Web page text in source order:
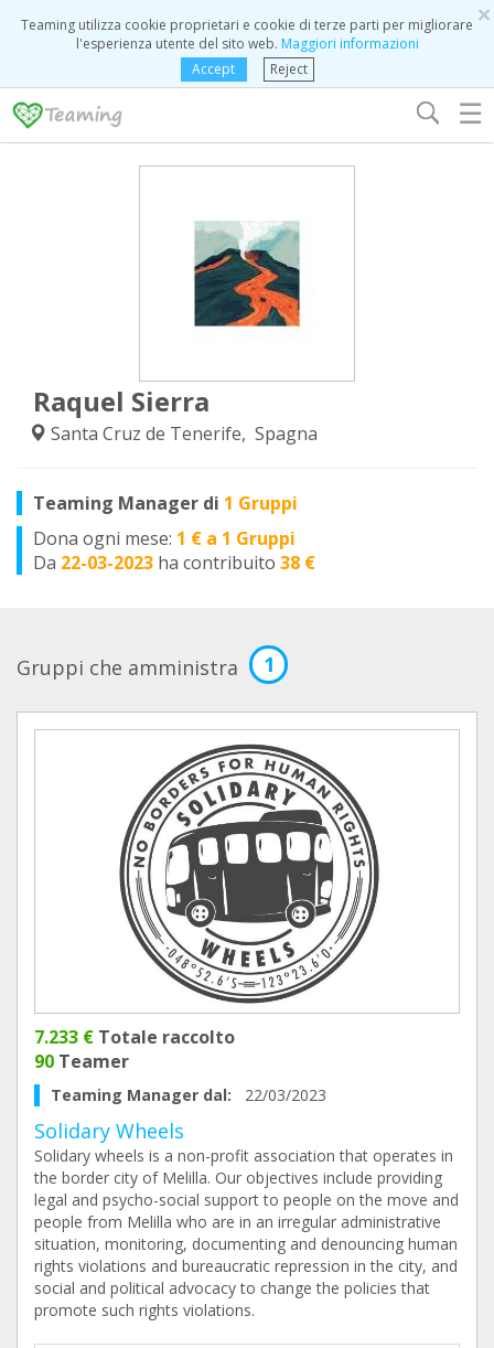
×
Teaming utilizza cookie proprietari e cookie di terze parti per migliorare
l'esperienza utente del sito web. Maggiori informazioni
Accept
Reject
☰
Raquel Sierra
Santa Cruz de Tenerife, Spagna
Teaming Manager di 1 Gruppi
Dona ogni mese: 1 € a 1 Gruppi
Da 22-03-2023 ha contribuito 38 €
Gruppi che amministra 1
7.233 € Totale raccolto
90 Teamer
Teaming Manager dal: 22/03/2023
Solidary Wheels
Solidary wheels is a non-profit association that operates in
the border city of Melilla. Our objectives include providing
legal and psycho-social support to people on the move and
people from Melilla who are in an irregular administrative
situation, monitoring, documenting and denouncing human
rights violations and bureaucratic repression in the city, and
social and political advocacy to change the policies that
promote such rights violations.